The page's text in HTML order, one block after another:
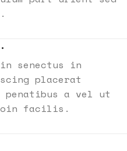
senectus in
placerat
penatibus a vel ut
facilis.